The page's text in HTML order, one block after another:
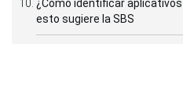
¿Cómo identificar
esto sugiere la SBS